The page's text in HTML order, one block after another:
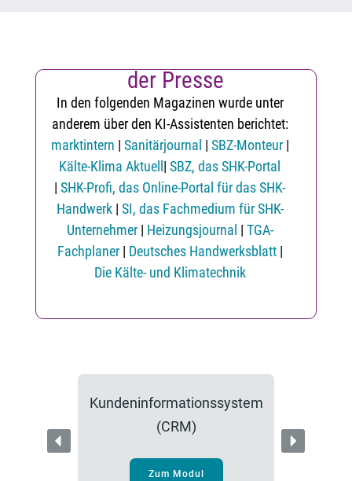
der Presse
In den folgenden Magazinen wurde unter
anderem über den KI-Assistenten berichtet:
marktintern | Sanitärjournal | SBZ-Monteur|
Kälte-Klima Aktuell|SBZ, das SHK-Portal
|SHK-Profi, das Online-Portal für das SHK-
Handwerk| SI, das Fachmedium für SHK-
Unternehmer| Heizungsjournal | TGA-
Fachplaner| Deutsches Handwerksblatt|
Die Kälte- und Klimatechnik
Kundeninformationssystem
(CRM)
Zum Modul